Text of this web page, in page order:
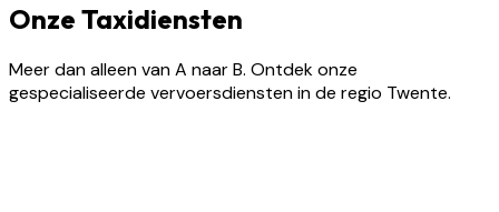
Onze Taxidiensten
Meer dan alleen van A naar B. Ontdek onze
gespecialiseerde vervoersdiensten in de regio Twente.